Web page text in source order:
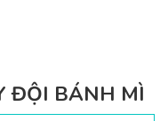
ĐỘI BÁNH MÌ